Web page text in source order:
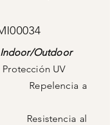
Indoor/Outdoor
UV
a
al